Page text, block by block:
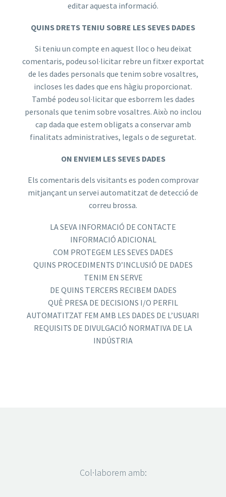
editar aquesta informació.
QUINS DRETS TENIU SOBRE LES SEVES DADES
Si teniu un compte en aquest lloc o heu deixat
comentaris, podeu sol·licitar rebre un fitxer exportat
de les dades personals que tenim sobre vosaltres,
incloses les dades que ens hàgiu proporcionat.
També podeu sol·licitar que esborrem les dades
personals que tenim sobre vosaltres. Això no inclou
cap dada que estem obligats a conservar amb
finalitats administratives, legals o de seguretat.
ON ENVIEM LES SEVES DADES
Els comentaris dels visitants es poden comprovar
mitjançant un servei automatitzat de detecció de
correu brossa.
LA SEVA INFORMACIÓ DE CONTACTE
INFORMACIÓ ADICIONAL
COM PROTEGEM LES SEVES DADES
QUINS PROCEDIMENTS D’INCLUSIÓ DE DADES
TENIM EN SERVE
DE QUINS TERCERS RECIBEM DADES
QUÈ PRESA DE DECISIONS I/O PERFIL
AUTOMATITZAT FEM AMB LES DADES DE L’USUARI
REQUISITS DE DIVULGACIÓ NORMATIVA DE LA
INDÚSTRIA
Col·laborem amb: